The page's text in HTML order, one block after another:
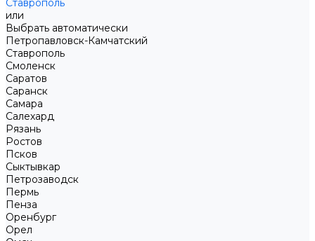
Ставрополь
или
Выбрать автоматически
Петропавловск-Камчатский
Ставрополь
Смоленск
Саратов
Саранск
Самара
Салехард
Рязань
Ростов
Псков
Сыктывкар
Петрозаводск
Пермь
Пенза
Оренбург
Орел